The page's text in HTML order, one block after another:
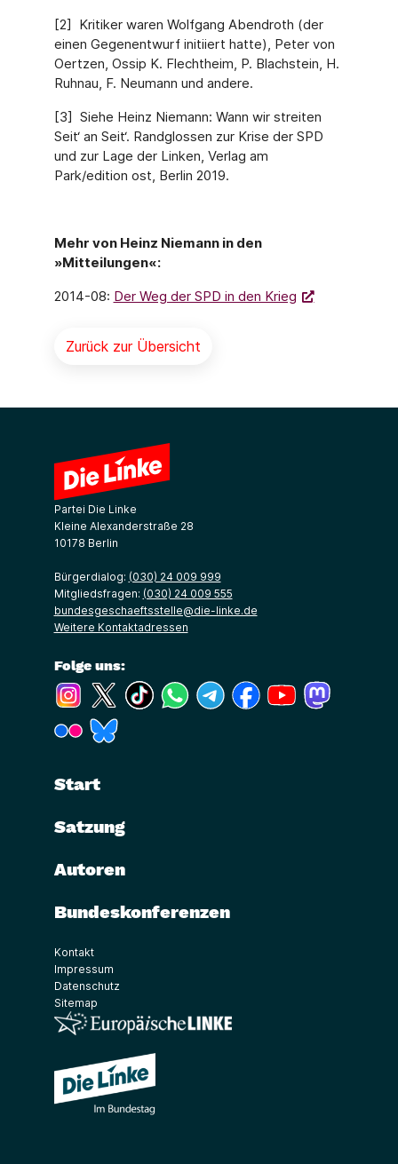
[2] Kritiker waren Wolfgang Abendroth (der
einen Gegenentwurf initiiert hatte), Peter von
Oertzen, Ossip K. Flechtheim, P. Blachstein, H.
Ruhnau, F. Neumann und andere.
[3] Siehe Heinz Niemann: Wann wir streiten
Seit‘ an Seit‘. Randglossen zur Krise der SPD
und zur Lage der Linken, Verlag am
Park/edition ost, Berlin 2019.
Mehr von Heinz Niemann in den
»Mitteilungen«:
2014-08: Der Weg der SPD in den Krieg
Zurück zur Übersicht
Partei Die Linke
Kleine Alexanderstraße 28
10178 Berlin
Bürgerdialog: (030) 24 009 999
Mitgliedsfragen: (030) 24 009 555
bundesgeschaeftsstelle@die-linke.de
Weitere Kontaktadressen
Folge uns:
(Link öffnet ein neues Fenster)
(Link öffnet ein neues Fenster)
(Link öffnet ein neues Fenster)
(Link öffnet ein neues Fenster)
(Link öffnet ein neues Fenster)
(Link öffnet ein neues
(Link öffnet ein
(Link öffnet ein neues Fenster)
Start
Satzung
Autoren
Bundeskonferenzen
Kontakt
Impressum
Datenschutz
Sitemap
(Link öffnet ein neues Fenster)